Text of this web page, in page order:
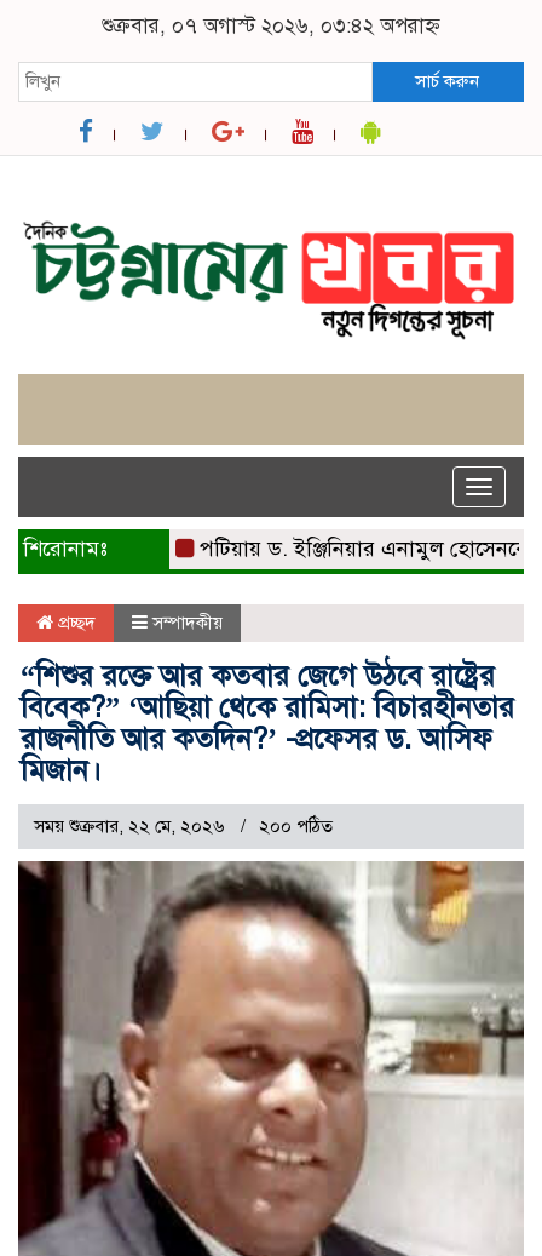
শুক্রবার, ০৭ অগাস্ট ২০২৬, ০৩:৪২ অপরাহ্ন
সার্চ করুন
Toggle
শিরোনামঃ পটিয়ায় ড. ইঞ্জিনিয়ার এনামুল হোসেনকে সংবর্ধনা
প্রচ্ছদ সম্পাদকীয়
“শিশুর রক্তে আর কতবার জেগে উঠবে রাষ্ট্রের
বিবেক?” ‘আছিয়া থেকে রামিসা: বিচারহীনতার
রাজনীতি আর কতদিন?’ -প্রফেসর ড. আসিফ
মিজান।
সময় শুক্রবার, ২২ মে, ২০২৬ ২০০ পঠিত